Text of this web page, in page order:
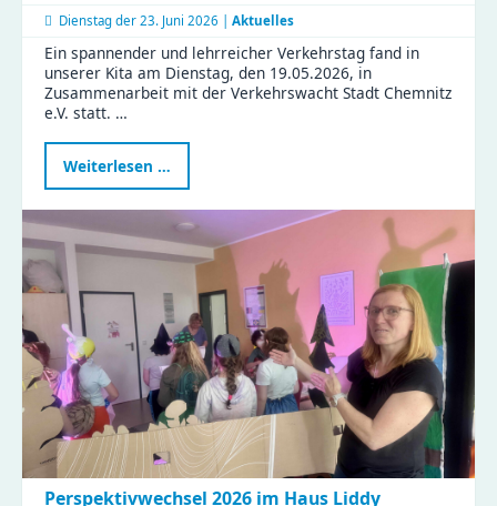
Dienstag der 23. Juni 2026 | Aktuelles
Ein spannender und lehrreicher Verkehrstag fand in
unserer Kita am Dienstag, den 19.05.2026, in
Zusammenarbeit mit der Verkehrswacht Stadt Chemnitz
e.V. statt. …
Weiterlesen …
in
der
Kita
Flohzirkus
Perspektivwechsel 2026 im Haus Liddy